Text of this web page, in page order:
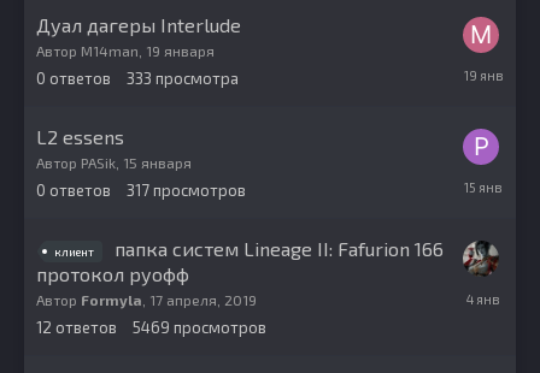
Дуал дагеры Interlude
Автор M14man 19 января
0 ответов 333 просмотра
января
L2 essens
Автор PASik 15 января
0 ответов 317просмотров
января
клиент
папка систем Lineage II: Fafurion 166
протокол руофф
Автор Formyla 17 апреля, 2019
12 ответов 5469 просмотров
января